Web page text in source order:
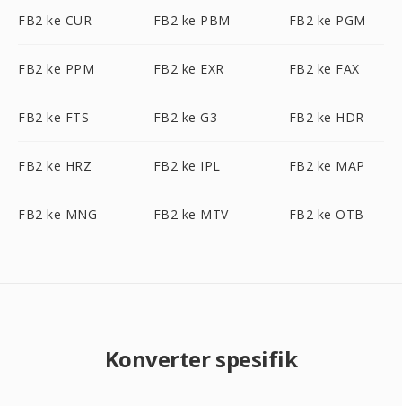
FB2 ke CUR FB2 ke PBM FB2 ke PGM
FB2 ke PPM FB2 ke EXR FB2 ke FAX
FB2 ke FTS FB2 ke G3 FB2 ke HDR
FB2 ke HRZ FB2 ke IPL FB2 ke MAP
FB2 ke MNG FB2 ke MTV FB2 ke OTB
Konverter spesifik